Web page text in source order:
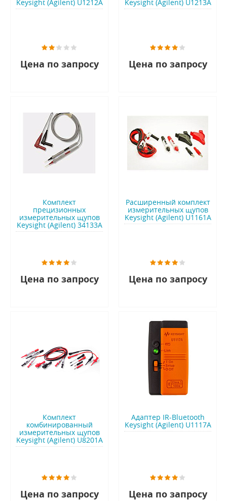
Keysight (Agilent) U1212A
Цена по запросу
Keysight (Agilent) U1213A
Цена по запросу
Комплект
прецизионных
измерительных щупов
Keysight (Agilent) 34133A
Цена по запросу
Расширенный комплект
измерительных щупов
Keysight (Agilent) U1161A
Цена по запросу
Комплект
комбинированный
измерительных щупов
Keysight (Agilent) U8201A
Цена по запросу
Адаптер IR-Bluetooth
Keysight (Agilent) U1117A
Цена по запросу